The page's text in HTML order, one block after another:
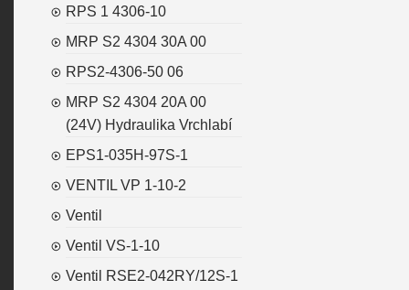
RPS 1 4306-10
MRP S2 4304 30A 00
RPS2-4306-50 06
MRP S2 4304 20A 00
(24V) Hydraulika Vrchlabí
EPS1-035H-97S-1
VENTIL VP 1-10-2
Ventil
Ventil VS-1-10
Ventil RSE2-042RY/12S-1